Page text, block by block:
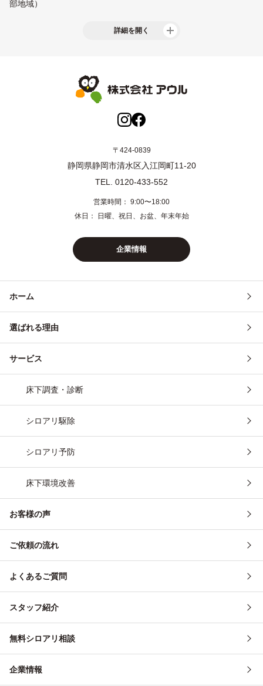
部地域）
詳細を開く
市・菊川市・森町
静岡市・島田市・焼津市・藤枝市・牧之原市・吉田
町・川根本町
市・清水町・長泉町・小山町
市・東伊豆町・河津町・南伊豆町・松崎町・西伊豆町
宮町・横須賀市・鎌倉市・逗子市・三浦市・葉山町
相模原市・秦野市・厚木市・伊勢原市・愛川町・清川
その他
埼玉県・千葉県（一部地域のみ対応可能です。まずは
〒424-0839
静岡県静岡市清水区入江岡町11-20
TEL. 0120-433-552
営業時間： 9:00〜18:00
休日： 日曜、祝日、お盆、年末年始
企業情報
ホーム
選ばれる理由
サービス
床下調査・診断
シロアリ駆除
シロアリ予防
床下環境改善
お客様の声
ご依頼の流れ
よくあるご質問
スタッフ紹介
無料シロアリ相談
企業情報